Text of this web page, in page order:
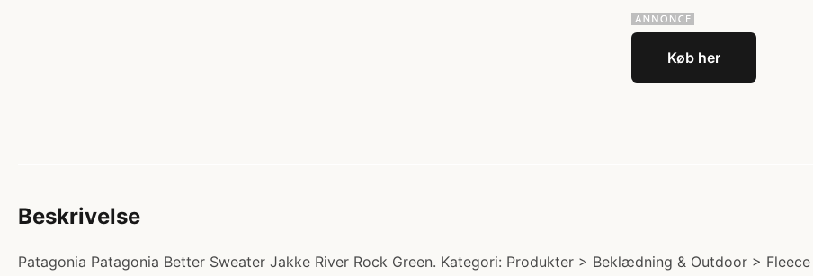
Køb her
Beskrivelse
Patagonia Patagonia Better Sweater Jakke River Rock Green. Kategori: Produkter > Beklædning & Outdoor >